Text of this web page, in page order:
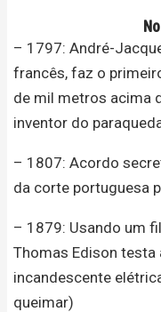
– 1797: André-
francês, faz o
de mil metros acima
inventor do
– 1807: Acordo
da corte portuguesa
– 1879: Usando um
Thomas Edison testa
incandescente
queimar)